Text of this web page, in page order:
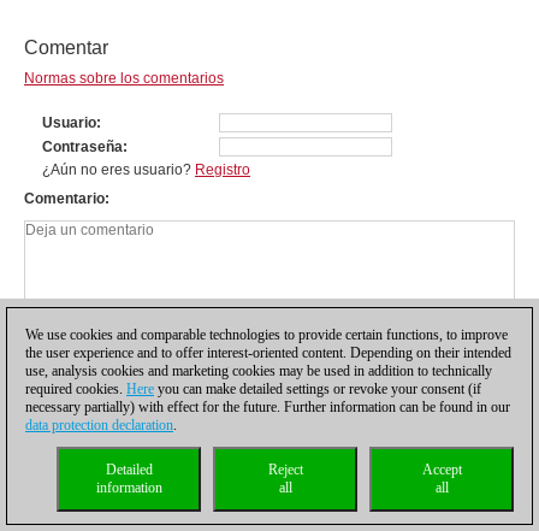
Comentar
Normas sobre los comentarios
Usuario
Contraseña
¿Aún no eres usuario? Registro
Comentario
Política de privacidad |Para contactar Cookies Management
Licencias
Compliance Hotline
coldest news
We use cookies and comparable technologies to provide certain functions, to improve
the user experience and to offer interest-oriented content. Depending on their intended
use, analysis cookies and marketing cookies may be used in addition to technically
required cookies. Here you can make detailed settings or revoke your consent (if
necessary partially) with effect for the future. Further information can be found in our
data protection declaration.
Accept
all
Reject
all
Detailed
information